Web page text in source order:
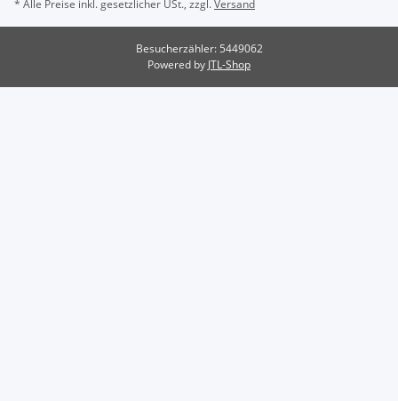
* Alle Preise inkl. gesetzlicher USt., zzgl.Versand
Besucherzähler: 5449062
Powered by JTL-Shop